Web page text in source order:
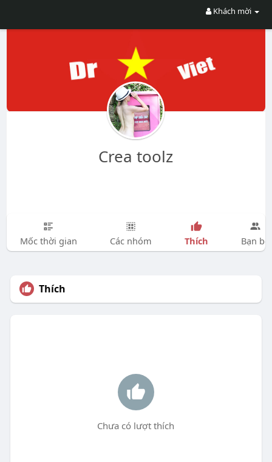
Khách mời
Crea toolz
Mốc thời gian Các nhóm Thích Bạn bè
Thích
Chưa có lượt thích